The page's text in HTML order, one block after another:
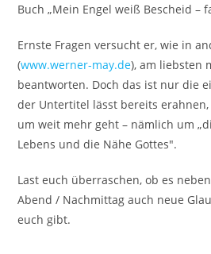
Buch „Mein Engel weiß Bescheid –
Ernste Fragen versucht er, wie in
(www.werner-may.de), am liebsten
beantworten. Doch das ist nur die
der Untertitel lässt bereits
um weit mehr geht – nämlich um
Lebens und die Nähe Gottes".
Last euch überraschen, ob es
Abend / Nachmittag auch neue
euch gibt.